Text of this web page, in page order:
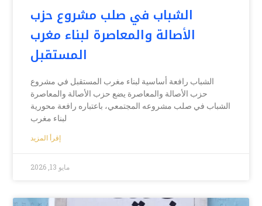
الشباب في صلب مشروع حزب
الأصالة والمعاصرة لبناء مغرب
المستقبل
الشباب رافعة أساسية لبناء مغرب المستقبل في مشروع
حزب الأصالة والمعاصرة يضع حزب الأصالة والمعاصرة
الشباب في صلب مشروعه المجتمعي، باعتباره رافعة محورية
لبناء مغرب
إقرأ المزيد
مايو 13, 2026